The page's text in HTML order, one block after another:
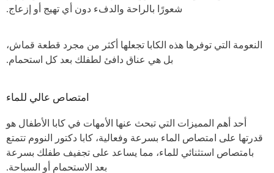
شعورًا بالراحة والدفء دون أي تهيج أو إزعاج.
النعومة التي توفرها هذه الكابا تجعلها أكثر من مجرد قطعة قماش،
بل هي عناق دافئ لطفلك بعد كل استحمام.
امتصاص عالي للماء
أحد أهم المميزات التي تبحث عنها الأمهات في كابا الأطفال هو
قدرتها على امتصاص الماء بسرعة وفعالية، كابا دكتور النووم تتمتع
بامتصاص استثنائي للماء، مما يساعد على تجفيف طفلك بسرعة
بعد الاستحمام أو السباحة.